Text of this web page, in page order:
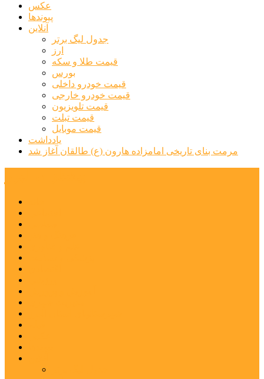
عکس
پیوندها
آنلاین
جدول لیگ برتر
ارز
قیمت طلا و سکه
بورس
قیمت خودرو داخلی
قیمت خودرو خارجی
قیمت تلویزیون
قیمت تبلت
قیمت موبایل
یادداشت
مرمت بنای تاریخی امامزاده هارون (ع) طالقان آغاز شد